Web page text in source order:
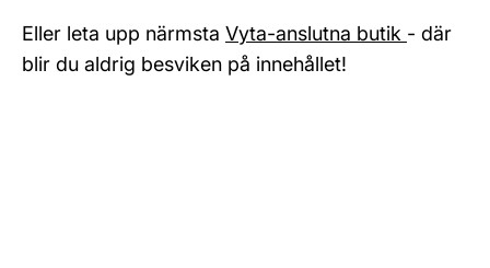
Eller leta upp närmsta Vyta-anslutna butik - där
blir du aldrig besviken på innehållet!